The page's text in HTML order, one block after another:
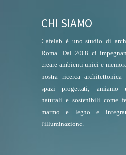
CHI SIAMO
Cafelab è uno studio di
Roma. Dal 2008 ci
creare ambienti unici e
nostra ricerca
spazi progettati; amiamo
naturali e sostenibili come
marmo e legno e
l'illuminazione.